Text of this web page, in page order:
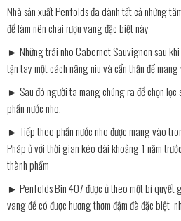
Nhà sản xuất Penfolds đã dành tất cả những
để làm nên chai rượu vang đặc biệt này
► Những trái nho Cabernet Sauvignon sau khi
tận tay một cách nâng niu và cẩn thận để mang
► Sau đó người ta mang chúng ra để chọn lọc
phần nước nho.
► Tiếp theo phần nước nho được mang vào
Pháp ủ với thời gian kéo dài khoảng 1 năm
thành phẩm
► Penfolds Bin 407 được ủ theo một bí quyết
vang để có được hương thơm đậm đà đặc biệt